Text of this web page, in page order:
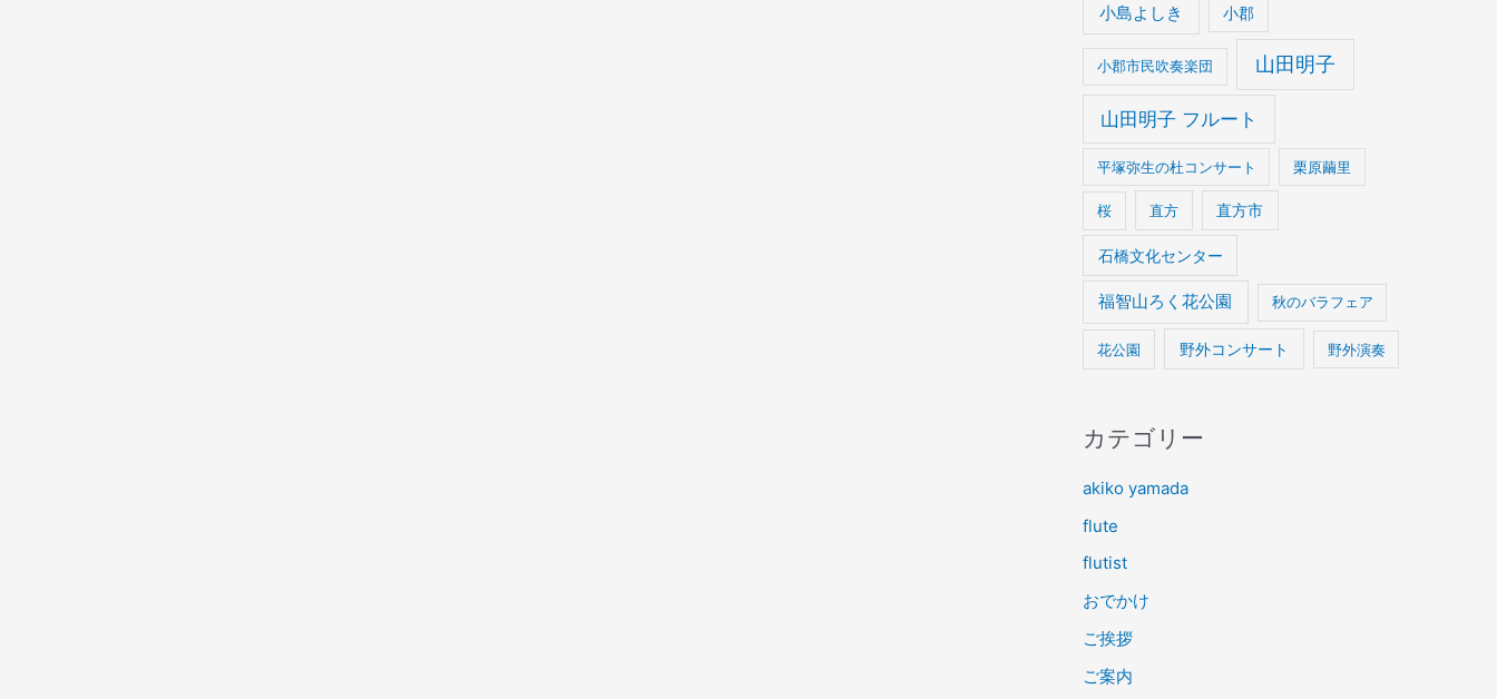
小島よしき 小郡
小郡市民吹奏楽団 山田明子
山田明子 フルート
平塚弥生の杜コンサート 栗原繭里
桜 直方 直方市
石橋文化センター
福智山ろく花公園 秋のバラフェア
花公園 野外コンサート 野外演奏
カテゴリー
akiko yamada
flute
flutist
おでかけ
ご挨拶
ご案内